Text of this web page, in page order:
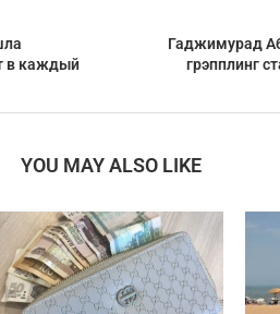
в каждый
Гаджимурад
грэпплинг
YOU MAY ALSO LIKE